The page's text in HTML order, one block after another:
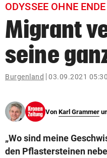
bookmark
search
Suchbegriff
eingeben
© Krone Multimedia GmbH &
ODYSSEE OHNE ENDE
Migrant
seine
Burgenland 03.09.2021 05:30
Von Karl Grammer
„Wo sind meine
den Pflastersteinen